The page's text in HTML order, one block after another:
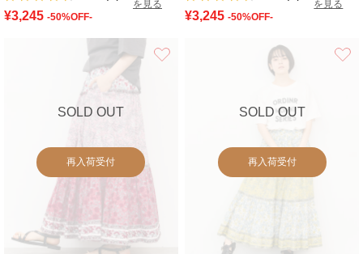
を見る
¥3,245 -50%OFF-
を見る
¥3,245 -50%OFF-
SOLD OUT
再入荷受付
SOLD OUT
再入荷受付